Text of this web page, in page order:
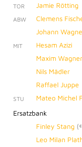
TOR Jamie Rötting
ABW
Clemens
Johann
MIT
Hesam Azizi
Maxim Wagner
Nils Mädler
Raffael Juppe
STU Mateo Michel
Ersatzbank
Finley Stang (
Leo Milan